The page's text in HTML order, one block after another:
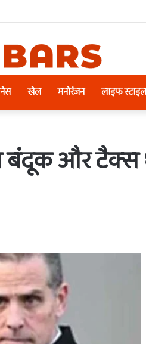
खेल मनोरंजन लाइफ स्टाइल
बंदूक और